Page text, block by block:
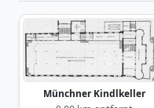
Münchner Kindlkeller